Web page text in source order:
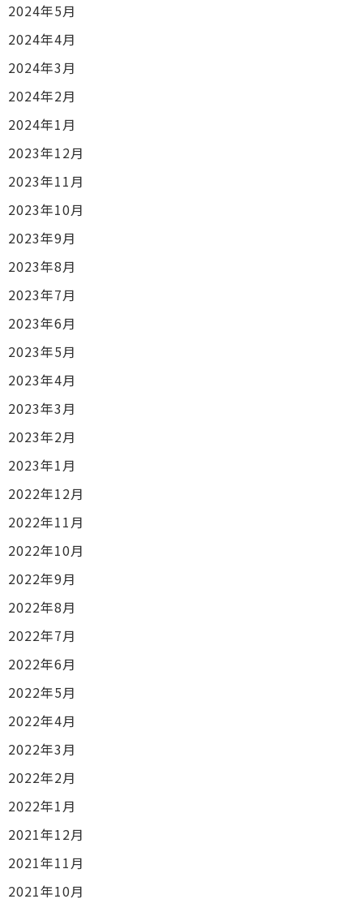
2024年5月
2024年4月
2024年3月
2024年2月
2024年1月
2023年12月
2023年11月
2023年10月
2023年9月
2023年8月
2023年7月
2023年6月
2023年5月
2023年4月
2023年3月
2023年2月
2023年1月
2022年12月
2022年11月
2022年10月
2022年9月
2022年8月
2022年7月
2022年6月
2022年5月
2022年4月
2022年3月
2022年2月
2022年1月
2021年12月
2021年11月
2021年10月